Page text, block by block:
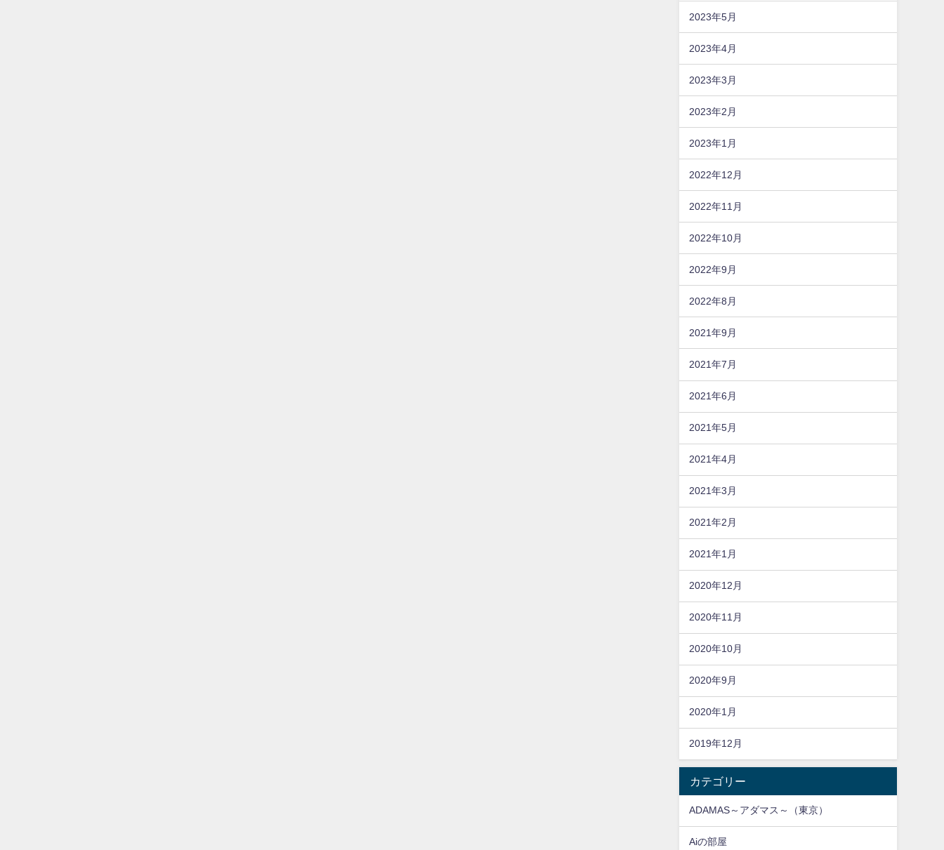
2023年5月
2023年4月
2023年3月
2023年2月
2023年1月
2022年12月
2022年11月
2022年10月
2022年9月
2022年8月
2021年9月
2021年7月
2021年6月
2021年5月
2021年4月
2021年3月
2021年2月
2021年1月
2020年12月
2020年11月
2020年10月
2020年9月
2020年1月
2019年12月
カテゴリー
ADAMAS～アダマス～（東京）
Aiの部屋